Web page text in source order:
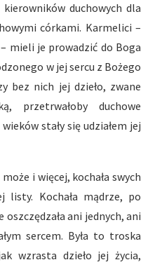
duchowych dla
córkami. Karmelici –
– mieli je prowadzić do Boga
w jej sercu z Bożego
bez nich jej dzieło, zwane
przetrwałoby duchowe
stały się udziałem jej
i więcej, kochała swych
listy. Kochała mądrze, po
ani jednych, ani
sercem. Była to troska
wzrasta dzieło jej życia,